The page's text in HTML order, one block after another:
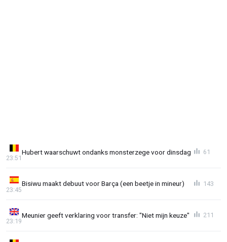
Hubert waarschuwt ondanks monsterzege voor dinsdag
23:51
61
Bisiwu maakt debuut voor Barça (een beetje in mineur)
23:45
143
Meunier geeft verklaring voor transfer: "Niet mijn keuze"
23:19
211